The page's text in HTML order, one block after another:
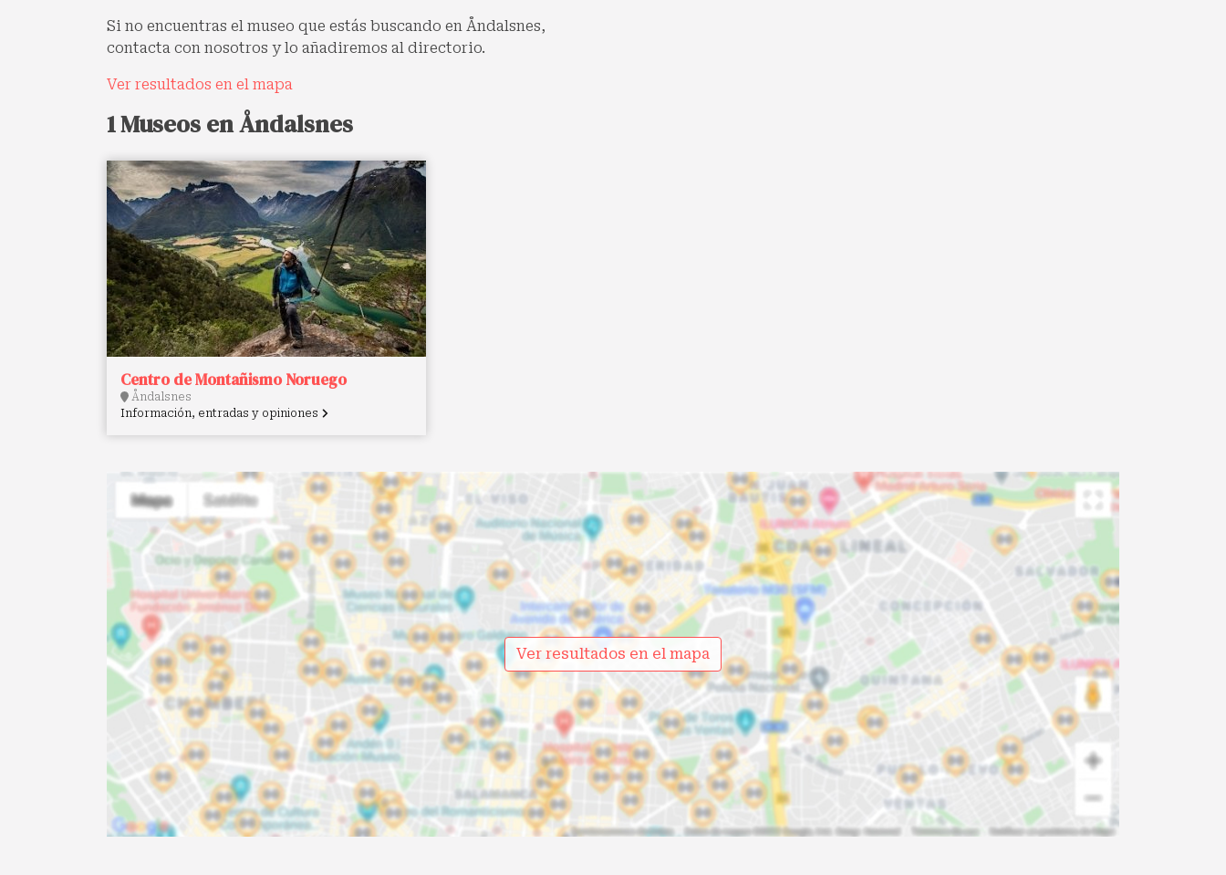
Si no encuentras el museo que estás buscando en Åndalsnes,
contacta con nosotros y lo añadiremos al directorio.
Ver resultados en el mapa
1 Museos en Åndalsnes
Centro de Montañismo Noruego
Åndalsnes
Información, entradas y opiniones
Ver resultados en el mapa